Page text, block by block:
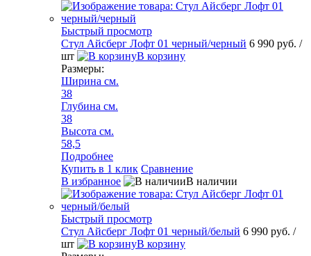
Быстрый просмотр
Стул Айсберг Лофт 01 черный/черный 6 990 руб. /
шт
В корзину
Размеры:
Ширина см.
38
Глубина см.
38
Высота см.
58,5
Подробнее
Купить в 1 клик Сравнение
В избранное
В наличии
Быстрый просмотр
Стул Айсберг Лофт 01 черный/белый 6 990 руб. /
шт
В корзину